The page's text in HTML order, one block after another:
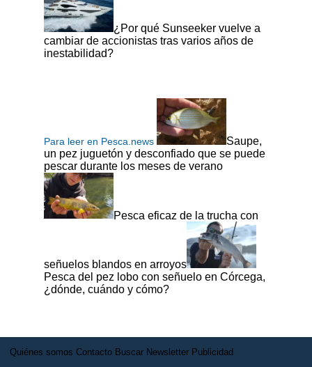
¿Por qué Sunseeker vuelve a
cambiar de accionistas tras varios años de
inestabilidad?
Para leer en Pesca.news
Saupe,
un pez juguetón y desconfiado que se puede
pescar durante los meses de verano
Pesca eficaz de la trucha con
señuelos blandos en arroyos
Pesca del pez lobo con señuelo en Córcega,
¿dónde, cuándo y cómo?
Quiénes somos Contacto Buscar Newsletter Publicidad